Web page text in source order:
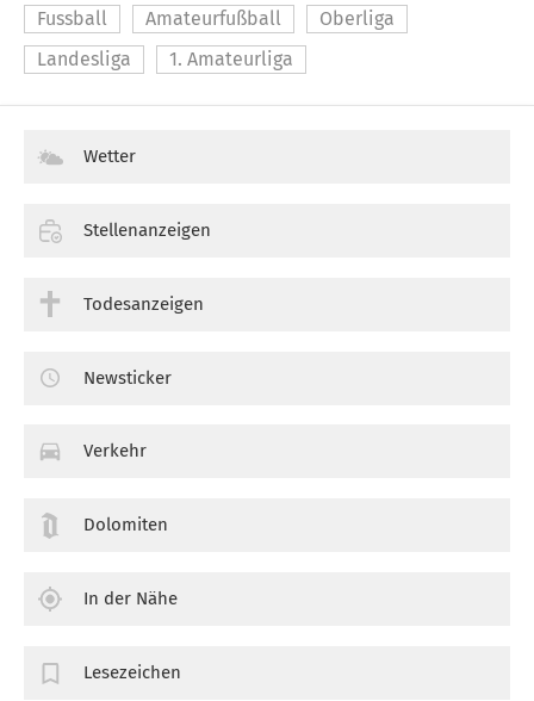
Fussball
Amateurfußball
Oberliga
Landesliga
1. Amateurliga
Wetter
Stellenanzeigen
Todesanzeigen
Newsticker
Verkehr
Dolomiten
In der Nähe
Lesezeichen